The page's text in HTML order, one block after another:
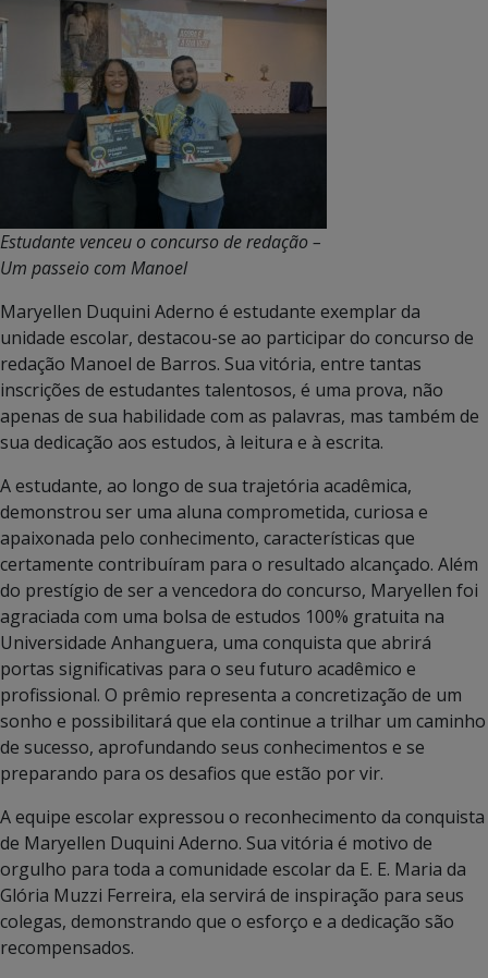
Estudante venceu o concurso de redação –
Um passeio com Manoel
Maryellen Duquini Aderno é estudante exemplar da
unidade escolar, destacou-se ao participar do concurso de
redação Manoel de Barros. Sua vitória, entre tantas
inscrições de estudantes talentosos, é uma prova, não
apenas de sua habilidade com as palavras, mas também de
sua dedicação aos estudos, à leitura e à escrita.
A estudante, ao longo de sua trajetória acadêmica,
demonstrou ser uma aluna comprometida, curiosa e
apaixonada pelo conhecimento, características que
certamente contribuíram para o resultado alcançado. Além
do prestígio de ser a vencedora do concurso, Maryellen foi
agraciada com uma bolsa de estudos 100% gratuita na
Universidade Anhanguera, uma conquista que abrirá
portas significativas para o seu futuro acadêmico e
profissional. O prêmio representa a concretização de um
sonho e possibilitará que ela continue a trilhar um caminho
de sucesso, aprofundando seus conhecimentos e se
preparando para os desafios que estão por vir.
A equipe escolar expressou o reconhecimento da conquista
de Maryellen Duquini Aderno. Sua vitória é motivo de
orgulho para toda a comunidade escolar da E. E. Maria da
Glória Muzzi Ferreira, ela servirá de inspiração para seus
colegas, demonstrando que o esforço e a dedicação são
recompensados.